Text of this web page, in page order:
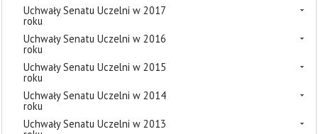
Uchwały Senatu Uczelni w 2017
roku
Uchwały Senatu Uczelni w 2016
roku
Uchwały Senatu Uczelni w 2015
roku
Uchwały Senatu Uczelni w 2014
roku
Uchwały Senatu Uczelni w 2013